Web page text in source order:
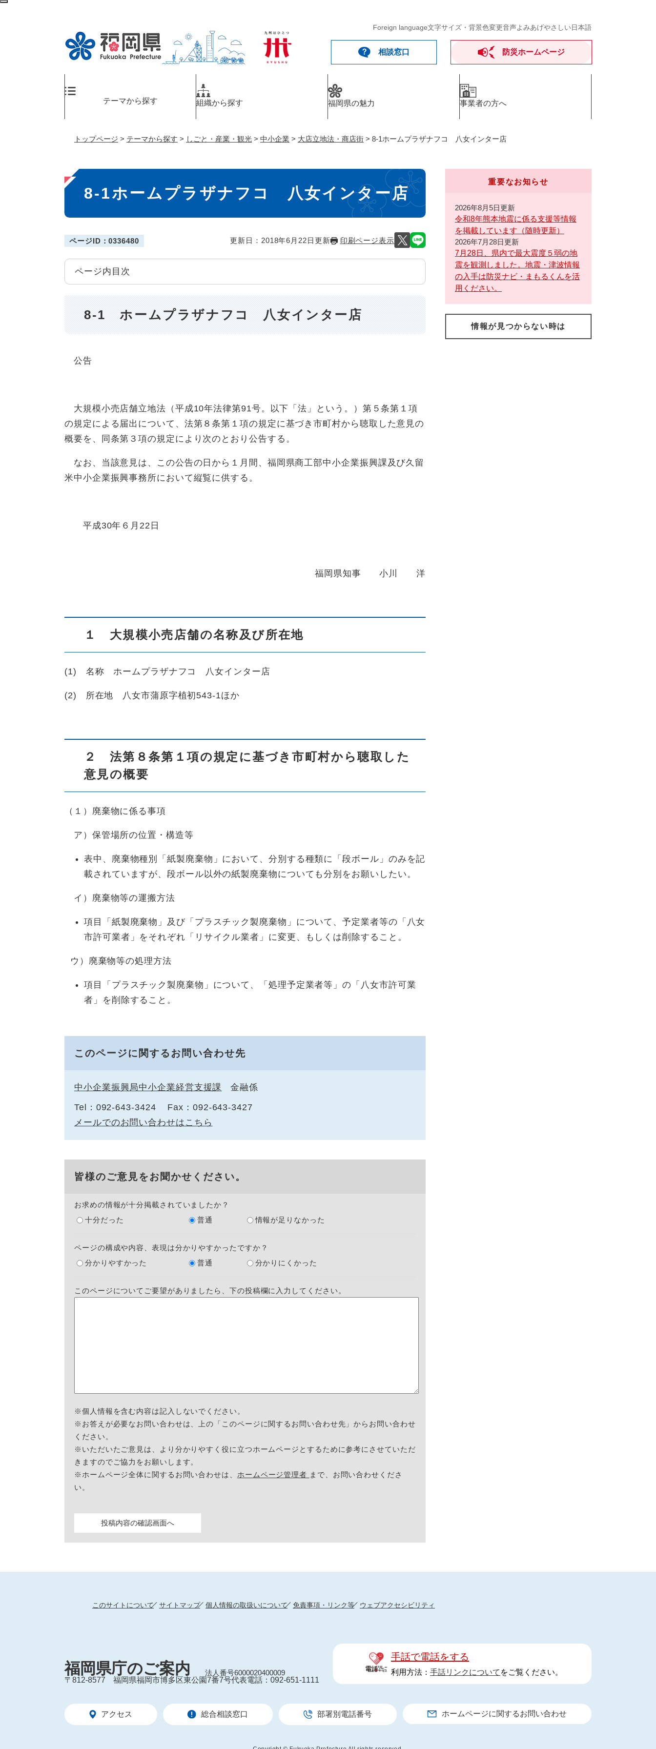
ペ
Foreign language文字サイズ・背景色変更音声よみあげやさしい日本語
相談窓口 防災ホームページ
テーマから探す 組織から探す 福岡県の魅力 事業者の方へ
トップページ > テーマから探す > しごと・産業・観光 > 中小企業 > 大店立地法・商店街 > 8-1ホームプラザナフコ 八女インター店
本
文
8-1ホームプラザナフコ 八女インター店
ページID：0336480 更新日：2018年6月22日更新 印刷ページ表示
ページ内目次
8-1 ホームプラザナフコ 八女インター店
公告
大規模小売店舗立地法（平成10年法律第91号。以下「法」という。）第５条第１項
の規定による届出について、法第８条第１項の規定に基づき市町村から聴取した意見の
概要を、同条第３項の規定により次のとおり公告する。
なお、当該意見は、この公告の日から１月間、福岡県商工部中小企業振興課及び久留
米中小企業振興事務所において縦覧に供する。
平成30年６月22日
福岡県知事 小川 洋
１ 大規模小売店舗の名称及び所在地
(1) 名称 ホームプラザナフコ 八女インター店
(2) 所在地 八女市蒲原字植初543-1ほか
２ 法第８条第１項の規定に基づき市町村から聴取した
意見の概要
（１）廃棄物に係る事項
ア）保管場所の位置・構造等
表中、廃棄物種別「紙製廃棄物」において、分別する種類に「段ボール」のみを記
載されていますが、段ボール以外の紙製廃棄物についても分別をお願いしたい。
イ）廃棄物等の運搬方法
項目「紙製廃棄物」及び「プラスチック製廃棄物」について、予定業者等の「八女
市許可業者」をそれぞれ「リサイクル業者」に変更、もしくは削除すること。
ウ）廃棄物等の処理方法
項目「プラスチック製廃棄物」について、「処理予定業者等」の「八女市許可業
者」を削除すること。
このページに関するお問い合わせ先
中小企業振興局中小企業経営支援課 金融係
Tel：092-643-3424
Fax：092-643-3427
メールでのお問い合わせはこちら
皆様のご意見をお聞かせください。
お求めの情報が十分掲載されていましたか？
十分だった
普通 情報が足りなかった
ページの構成や内容、表現は分かりやすかったですか？
分かりやすかった
普通 分かりにくかった
このページについてご要望がありましたら、下の投稿欄に入力してください。
※個人情報を含む内容は記入しないでください。
※お答えが必要なお問い合わせは、上の「このページに関するお問い合わせ先」からお問い合わせ
ください。
※いただいたご意見は、より分かりやすく役に立つホームページとするために参考にさせていただ
きますのでご協力をお願いします。
※ホームページ全体に関するお問い合わせは、 ホームページ管理者 まで、お問い合わせくださ
い。
重要なお知らせ
2026年8月5日更新
令和8年熊本地震に係る支援等情報
を掲載しています（随時更新）
2026年7月28日更新
7月28日、県内で最大震度５弱の地
震を観測しました。地震・津波情報
の入手は防災ナビ・まもるくんを活
用ください。
情報が見つからない時は
このサイトについて サイトマップ 個人情報の取扱いについて 免責事項・リンク等 ウェブアクセシビリティ
福岡県庁のご案内
法人番号6000020400009
〒812-8577
福岡県福岡市博多区東公園7番7号代表電話：092-651-1111
手話で電話をする
利用方法： 手話リンクについて をご覧ください。
アクセス 総合相談窓口 部署別電話番号 ホームページに関するお問い合わせ